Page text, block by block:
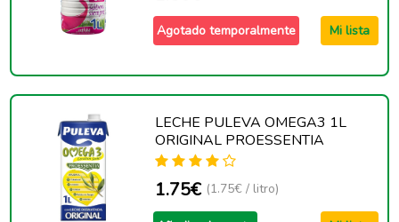
Agotado temporalmente Mi lista
LECHE PULEVA OMEGA3 1L
ORIGINAL PROESSENTIA
1.75€ (1.75€ / litro)